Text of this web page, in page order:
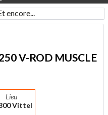
encore...
V-ROD MUSCLE
Lieu
Vittel